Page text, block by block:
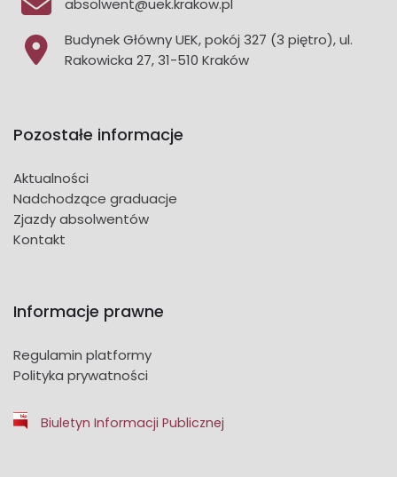
Budynek Główny UEK, pokój 327 (3 piętro), ul.
Rakowicka 27, 31-510 Kraków
Pozostałe informacje
Aktualności
Nadchodzące graduacje
Zjazdy absolwentów
Kontakt
Informacje prawne
Regulamin platformy
Polityka prywatności
Biuletyn Informacji Publicznej